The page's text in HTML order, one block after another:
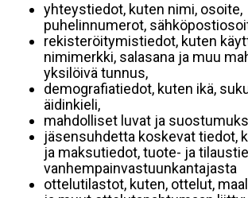
yhteystiedot, kuten nimi, osoite,
puhelinnumerot,
rekisteröitymistiedot, kuten
nimimerkki, salasana ja muu
yksilöivä tunnus,
demografiatiedot, kuten ikä,
äidinkieli,
mahdolliset luvat ja
jäsensuhdetta koskevat tiedot,
ja maksutiedot, tuote- ja
vanhempainvastuunkantajasta
ottelutilastot, kuten, ottelut,